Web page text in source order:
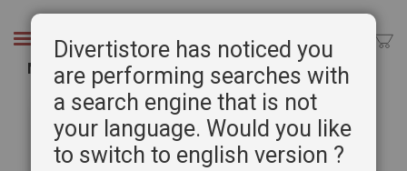
Chercher
Mystères Mythes et legendes n°12
Passer
Divertistore has noticed you
are performing searches with
a search engine that is not
your language. Would you like
to switch to english version ?